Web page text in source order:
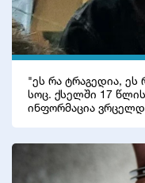
"ეს რა ტრაგედია, ეს
სოც. ქსელში 17
ინფორმაცია